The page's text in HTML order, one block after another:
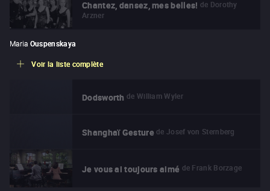
Chantez, dansez, mes belles! de Dorothy
Arzner
Maria Ouspenskaya
Voir la liste complète
Dodsworth de William Wyler
Shanghaï Gesture de Josef von Sternberg
Je vous ai toujours aimé de Frank Borzage